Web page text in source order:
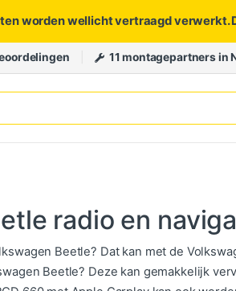
worden wellicht vertraagd verwerkt.
11 montagepartners in
radio en
Beetle? Dat kan met de
Beetle? Deze kan gemakkelijk